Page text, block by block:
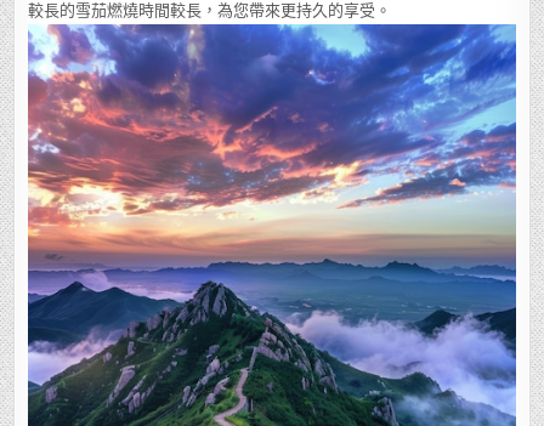
較長的雪茄燃燒時間較長，為您帶來更持久的享受。